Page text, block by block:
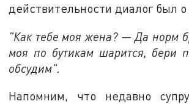
действительности диалог был о
"Как тебе моя жена? — Да норм
моя по бутикам шарится, бери
обсудим".
Напомним, что недавно